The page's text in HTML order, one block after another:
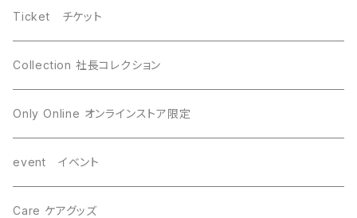
WireWrapping ワイヤーラッピング
Gebel Kamil ゲベルカミル
Mundrabilla マンドラビラ
Saint-Aubin サントーバン
Sikhote-Alin シホーテアリン
Brahin ブラヒン
Uruacu ウルアク
Canyon Diablo キャニオンディアブロ
Agoudal アグダル
Chelyabinsk チェリャビンスク
Ticket チケット
Collection 社長コレクション
Only Online オンラインストア限定
event イベント
Care ケアグッズ